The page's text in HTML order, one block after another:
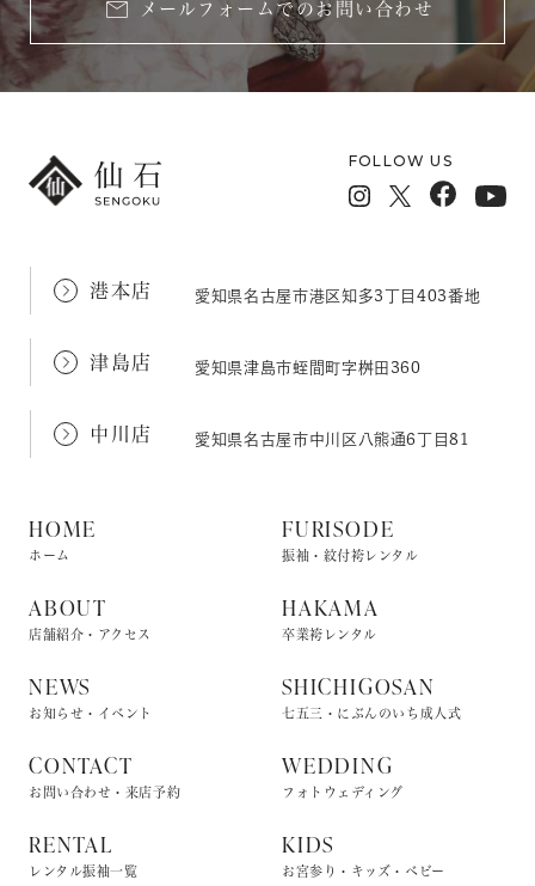
メールフォームでのお問い合わせ
FOLLOW US
港本店 愛知県名古屋市港区知多3丁目403番地
津島店 愛知県津島市蛭間町字桝田360
中川店 愛知県名古屋市中川区八熊通6丁目81
HOME
ホーム
ABOUT
店舗紹介・アクセス
NEWS
お知らせ・イベント
CONTACT
お問い合わせ・来店予約
RENTAL
レンタル振袖一覧
FURISODE
振袖・紋付袴レンタル
HAKAMA
卒業袴レンタル
SHICHIGOSAN
七五三・にぶんのいち成人式
WEDDING
フォトウェディング
KIDS
お宮参り・キッズ・ベビー